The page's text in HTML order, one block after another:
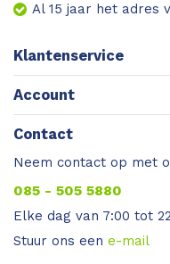
Al 15 jaar het adres
Klantenservice
Account
Contact
Neem contact op met
085 - 505 5880
Elke dag van 7:00 tot
Stuur ons een e-mail